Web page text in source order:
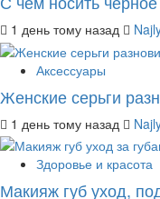
1 день тому назад
Аксессуары
Женские серьги
1 день тому назад
Здоровье и красота
Макияж губ уход,